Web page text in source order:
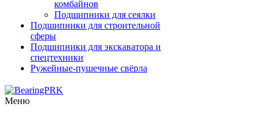
комбайнов
Подшипники для сеялки
Подшипники для строительной
сферы
Подшипники для экскаватора и
спецтехники
Ружейные-пушечные свёрла
Меню